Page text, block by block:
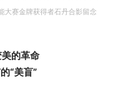
大赛金牌获得者石丹合影留念
的革命
“美盲”